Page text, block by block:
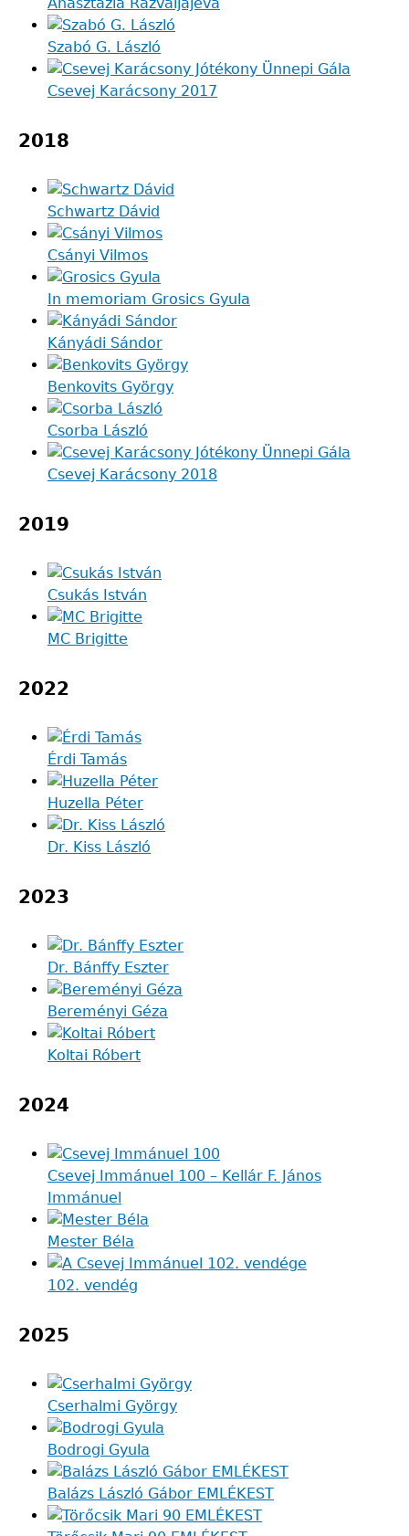
Szabó G. László
Csevej Karácsony 2017
2018
Schwartz Dávid
Csányi Vilmos
In memoriam Grosics Gyula
Kányádi Sándor
Benkovits György
Csorba László
Csevej Karácsony 2018
2019
Csukás István
MC Brigitte
2022
Érdi Tamás
Huzella Péter
Dr. Kiss László
2023
Dr. Bánffy Eszter
Bereményi Géza
Koltai Róbert
2024
Csevej Immánuel 100 – Kellár F. János
Immánuel
Mester Béla
102. vendég
2025
Cserhalmi György
Bodrogi Gyula
Balázs László Gábor EMLÉKEST